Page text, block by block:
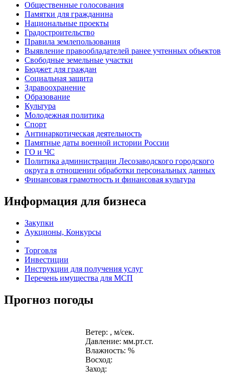
Общественные голосования
Памятки для гражданина
Национальные проекты
Градостроительство
Правила землепользования
Выявление правообладателей ранее учтенных объектов
Свободные земельные участки
Бюджет для граждан
Социальная защита
Здравоохранение
Образование
Культура
Молодежная политика
Спорт
Антинаркотическая деятельность
Памятные даты военной истории России
ГО и ЧС
Политика администрации Лесозаводского городского
округа в отношении обработки персональных данных
Финансовая грамотность и финансовая культура
Информация для бизнеса
Закупки
Аукционы, Конкурсы
Торговля
Инвестиции
Инструкции для получения услуг
Перечень имущества для МСП
Прогноз погоды
Ветер: , м/сек.
Давление: мм.рт.ст.
Влажность: %
Восход:
Заход: